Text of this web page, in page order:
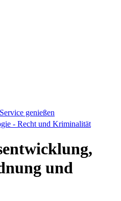
genießen
- Recht und Kriminalität
und